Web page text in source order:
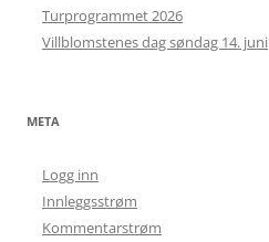
Turprogrammet 2026
Villblomstenes dag søndag 14. juni
META
Logg inn
Innleggsstrøm
Kommentarstrøm